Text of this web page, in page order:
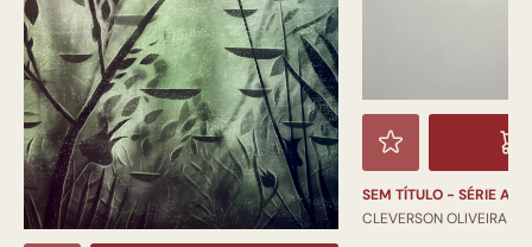
SEM TÍTULO - SÉRIE
CLEVERSON OLIVEIRA